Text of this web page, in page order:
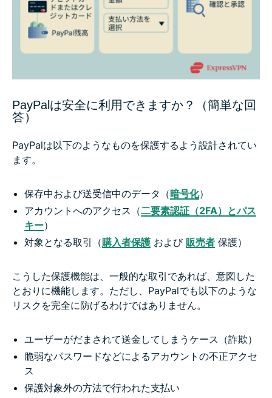
PayPalは安全に利用できますか？（簡単な回
答）
PayPalは以下のようなものを保護するよう設計されてい
ます。
保存中および送受信中のデータ（暗号化）
アカウントへのアクセス（二要素認証（2FA）とパス
キー）
対象となる取引（購入者保護 および 販売者 保護）
こうした保護機能は、一般的な取引であれば、意図した
とおりに機能します。ただし、PayPalでも以下のような
リスクを完全に防げるわけではありません。
ユーザーがだまされて送金してしまうケース（詐欺）
脆弱なパスワードなどによるアカウントの不正アクセ
ス
保護対象外の方法で行われた支払い